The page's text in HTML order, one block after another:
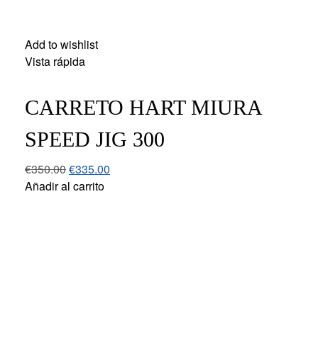
Add to wishlist
Vista rápida
CARRETO HART MIURA
SPEED JIG 300
€350.00€335.00
Añadir al carrito